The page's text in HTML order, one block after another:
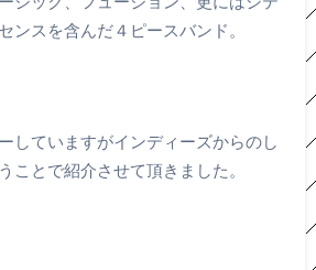
ンスを含んだ４ピースバンド。
していますがインディーズからのし
ことで紹介させて頂きました。